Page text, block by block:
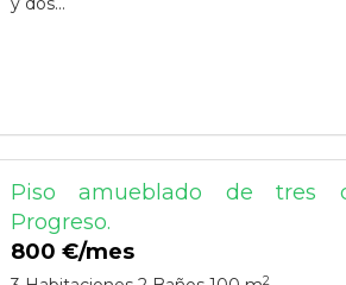
Piso amueblado de tres
Progreso.
800 €/mes
2